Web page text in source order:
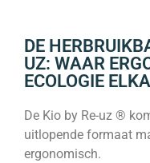
DE
UZ: WAAR
ECOLOGIE
De Kio by Re-uz ®
uitlopende formaat
ergonomisch.